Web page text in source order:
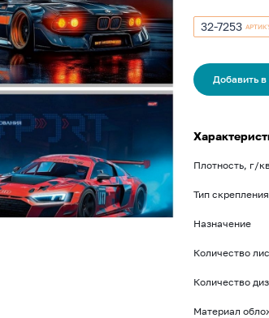
Артикул
7253
32-7253
Добавить в
Плотность, г/
Тип скрепления
Назначение
Количество
Количество
Материал